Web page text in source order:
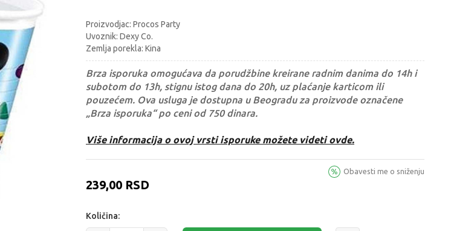
Proizvodjac: Procos Party
Uvoznik: Dexy Co.
Zemlja porekla: Kina
Brza isporuka omogućava da porudžbine kreirane radnim danima do 14h i
subotom do 13h, stignu istog dana do 20h, uz plaćanje karticom ili
pouzećem. Ova usluga je dostupna u Beogradu za proizvode označene
„Brza isporuka“ po ceni od 750 dinara.
Više informacija o ovoj vrsti isporuke možete videti ovde.
239,00 RSD
Obavesti me o sniženju
Količina: